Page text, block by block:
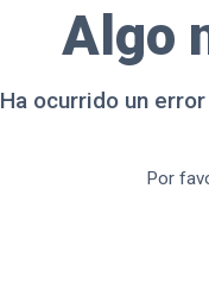
Algo
Ha ocurrido un
Por